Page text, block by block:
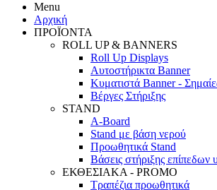
Menu
Αρχική
ΠΡΟΪΟΝΤΑ
ROLL UP & BANNERS
Roll Up Displays
Αυτοστήρικτα Banner
Κυματιστά Banner -
Βέργες Στήριξης
STAND
A-Board
Stand με βάση νερού
Προωθητικά Stand
Βάσεις στήριξης επίπεδων
ΕΚΘΕΣΙΑΚΑ - PROMO
Τραπέζια προωθητικά